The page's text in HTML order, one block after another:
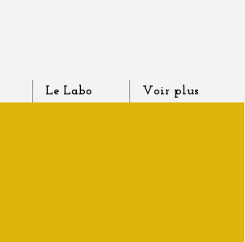
Le Labo Voir plus